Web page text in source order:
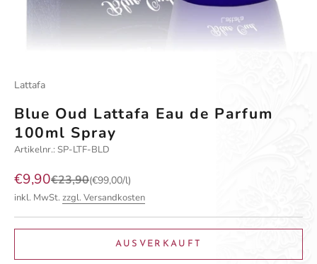
Lattafa
Blue Oud Lattafa Eau de Parfum
100ml Spray
Artikelnr.: SP-LTF-BLD
Angebot
€9,90Regulärer Preis
€23,90(€99,00/l)
inkl. MwSt. zzgl. Versandkosten
AUSVERKAUFT